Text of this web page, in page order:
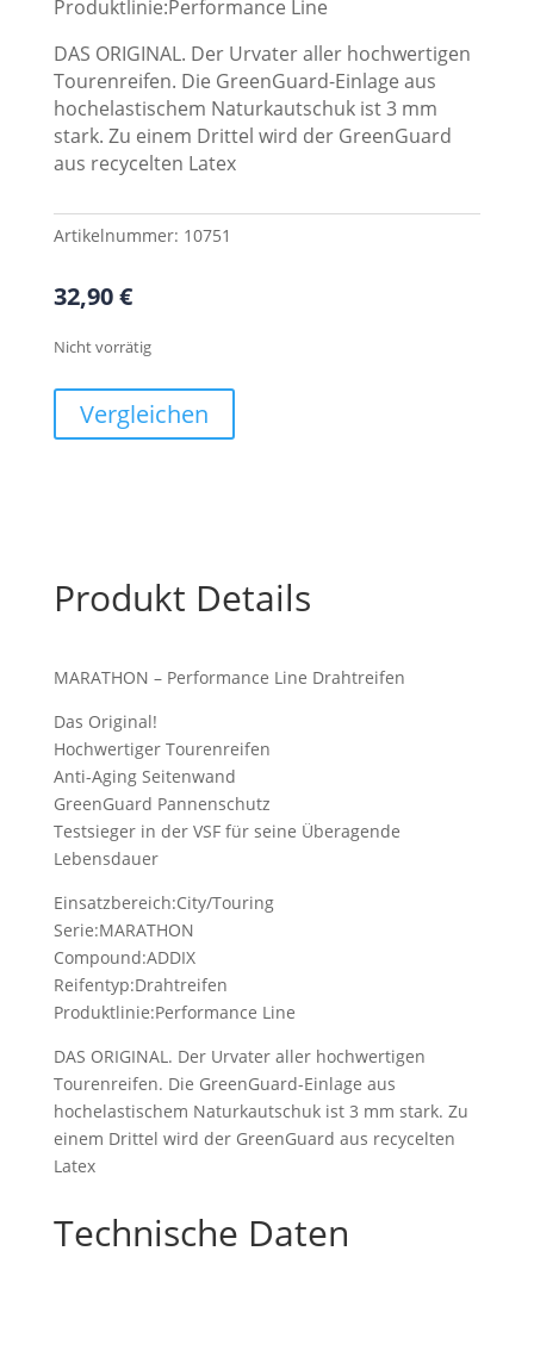
Produktlinie:Performance Line
DAS ORIGINAL. Der Urvater aller hochwertigen
Tourenreifen. Die GreenGuard-Einlage aus
hochelastischem Naturkautschuk ist 3 mm
stark. Zu einem Drittel wird der GreenGuard
aus recycelten Latex
Artikelnummer: 10751
32,90€
Nicht vorrätig
Vergleichen
Produkt Details
MARATHON – Performance Line Drahtreifen
Das Original!
Hochwertiger Tourenreifen
Anti-Aging Seitenwand
GreenGuard Pannenschutz
Testsieger in der VSF für seine Überagende
Lebensdauer
Einsatzbereich:City/Touring
Serie:MARATHON
Compound:ADDIX
Reifentyp:Drahtreifen
Produktlinie:Performance Line
DAS ORIGINAL. Der Urvater aller hochwertigen
Tourenreifen. Die GreenGuard-Einlage aus
hochelastischem Naturkautschuk ist 3 mm stark. Zu
einem Drittel wird der GreenGuard aus recycelten
Latex
Technische Daten